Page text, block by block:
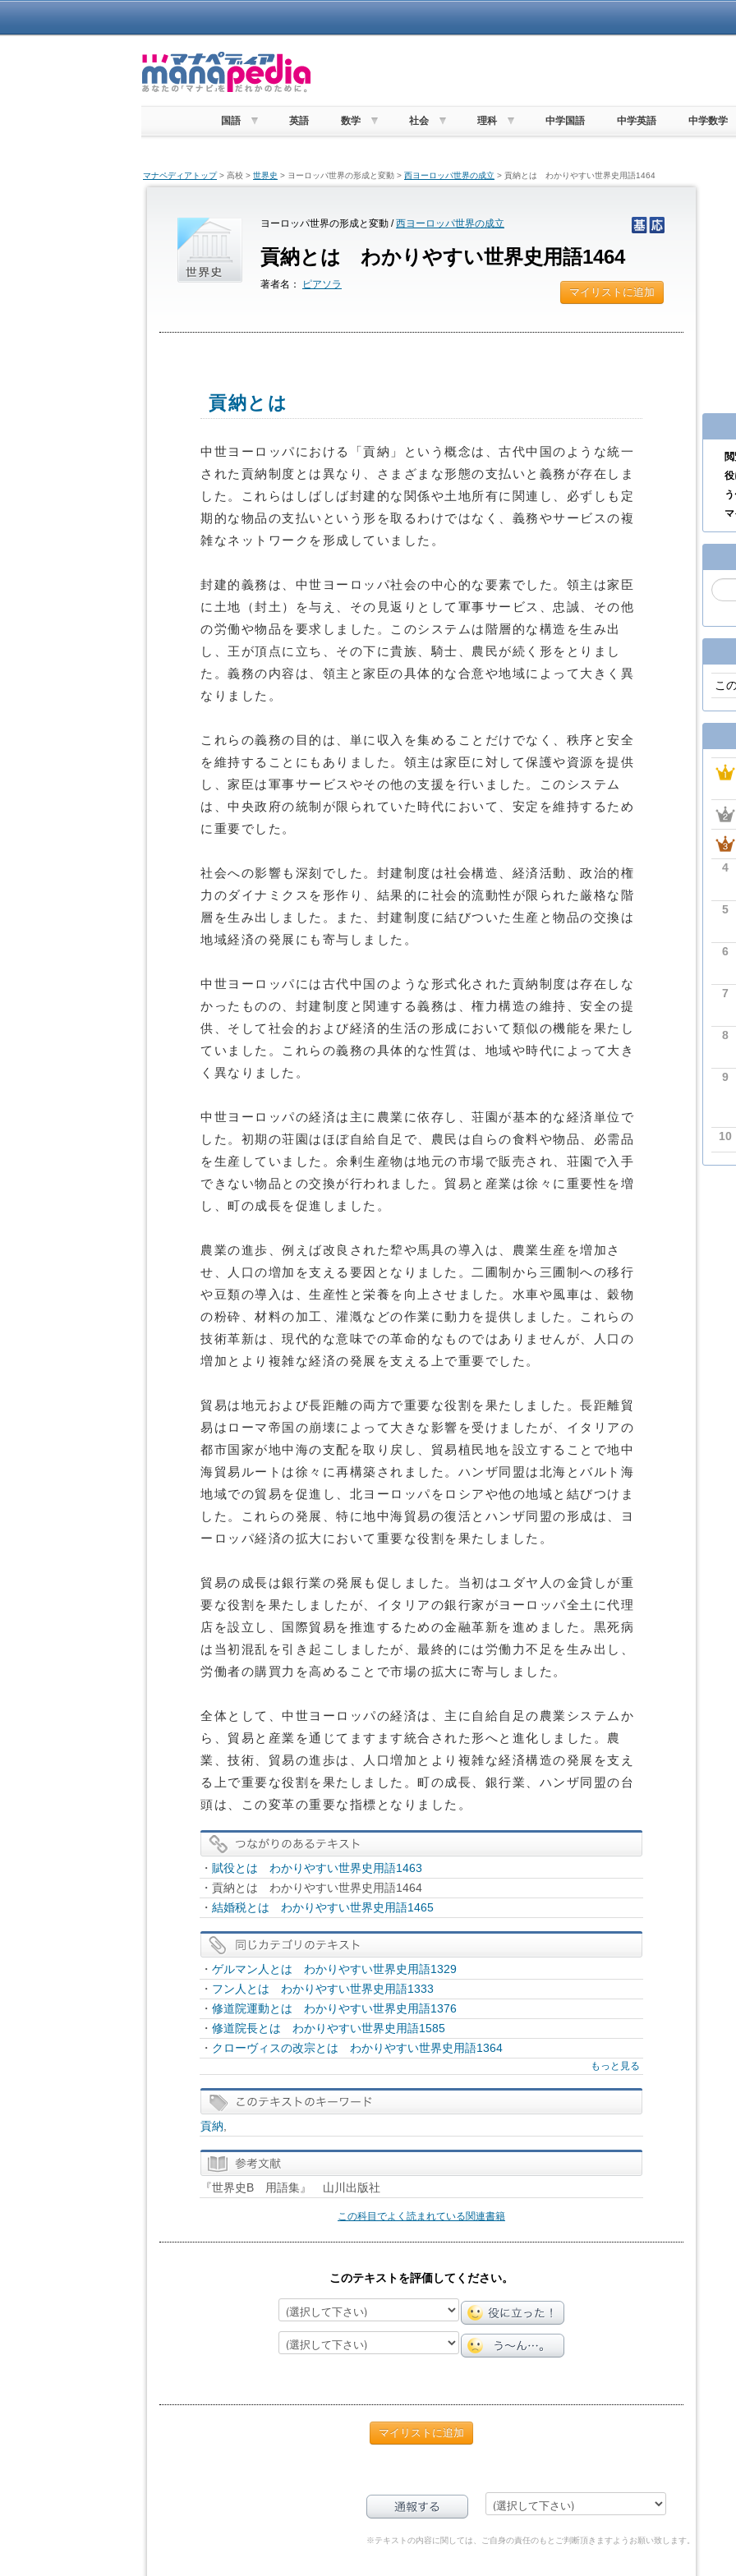
国語 英語 数学 社会 理科 中学国語 中学英語 中学数学
マナペディアトップ> 高校 > 世界史 > ヨーロッパ世界の形成と変動 > 西ヨーロッパ世界の成立 > 貢納とは わかりやすい世界史用語1464
ヨーロッパ世界の形成と変動 /西ヨーロッパ世界の成立
貢納とは わかりやすい世界史用語1464
著者名： ピアソラ
マイリストに追加
貢納とは
中世ヨーロッパにおける「貢納」という概念は、古代中国のような統一
された貢納制度とは異なり、さまざまな形態の支払いと義務が存在しま
した。これらはしばしば封建的な関係や土地所有に関連し、必ずしも定
期的な物品の支払いという形を取るわけではなく、義務やサービスの複
雑なネットワークを形成していました。
封建的義務は、中世ヨーロッパ社会の中心的な要素でした。領主は家臣
に土地（封土）を与え、その見返りとして軍事サービス、忠誠、その他
の労働や物品を要求しました。このシステムは階層的な構造を生み出
し、王が頂点に立ち、その下に貴族、騎士、農民が続く形をとりまし
た。義務の内容は、領主と家臣の具体的な合意や地域によって大きく異
なりました。
これらの義務の目的は、単に収入を集めることだけでなく、秩序と安全
を維持することにもありました。領主は家臣に対して保護や資源を提供
し、家臣は軍事サービスやその他の支援を行いました。このシステム
は、中央政府の統制が限られていた時代において、安定を維持するため
に重要でした。
社会への影響も深刻でした。封建制度は社会構造、経済活動、政治的権
力のダイナミクスを形作り、結果的に社会的流動性が限られた厳格な階
層を生み出しました。また、封建制度に結びついた生産と物品の交換は
地域経済の発展にも寄与しました。
中世ヨーロッパには古代中国のような形式化された貢納制度は存在しな
かったものの、封建制度と関連する義務は、権力構造の維持、安全の提
供、そして社会的および経済的生活の形成において類似の機能を果たし
ていました。これらの義務の具体的な性質は、地域や時代によって大き
く異なりました。
中世ヨーロッパの経済は主に農業に依存し、荘園が基本的な経済単位で
した。初期の荘園はほぼ自給自足で、農民は自らの食料や物品、必需品
を生産していました。余剰生産物は地元の市場で販売され、荘園で入手
できない物品との交換が行われました。貿易と産業は徐々に重要性を増
し、町の成長を促進しました。
農業の進歩、例えば改良された犂や馬具の導入は、農業生産を増加さ
せ、人口の増加を支える要因となりました。二圃制から三圃制への移行
や豆類の導入は、生産性と栄養を向上させました。水車や風車は、穀物
の粉砕、材料の加工、灌漑などの作業に動力を提供しました。これらの
技術革新は、現代的な意味での革命的なものではありませんが、人口の
増加とより複雑な経済の発展を支える上で重要でした。
貿易は地元および長距離の両方で重要な役割を果たしました。長距離貿
易はローマ帝国の崩壊によって大きな影響を受けましたが、イタリアの
都市国家が地中海の支配を取り戻し、貿易植民地を設立することで地中
海貿易ルートは徐々に再構築されました。ハンザ同盟は北海とバルト海
地域での貿易を促進し、北ヨーロッパをロシアや他の地域と結びつけま
した。これらの発展、特に地中海貿易の復活とハンザ同盟の形成は、ヨ
ーロッパ経済の拡大において重要な役割を果たしました。
貿易の成長は銀行業の発展も促しました。当初はユダヤ人の金貸しが重
要な役割を果たしましたが、イタリアの銀行家がヨーロッパ全土に代理
店を設立し、国際貿易を推進するための金融革新を進めました。黒死病
は当初混乱を引き起こしましたが、最終的には労働力不足を生み出し、
労働者の購買力を高めることで市場の拡大に寄与しました。
全体として、中世ヨーロッパの経済は、主に自給自足の農業システムか
ら、貿易と産業を通じてますます統合された形へと進化しました。農
業、技術、貿易の進歩は、人口増加とより複雑な経済構造の発展を支え
る上で重要な役割を果たしました。町の成長、銀行業、ハンザ同盟の台
頭は、この変革の重要な指標となりました。
・ 賦役とは わかりやすい世界史用語1463
・貢納とは わかりやすい世界史用語1464
・ 結婚税とは わかりやすい世界史用語1465
・ ゲルマン人とは わかりやすい世界史用語1329
・ フン人とは わかりやすい世界史用語1333
・ 修道院運動とは わかりやすい世界史用語1376
・ 修道院長とは わかりやすい世界史用語1585
・ クローヴィスの改宗とは わかりやすい世界史用語1364
もっと見る
貢納
『世界史B 用語集』 山川出版社
この科目でよく読まれている関連書籍
このテキストを評価してください。
マイリストに追加
※テキストの内容に関しては、ご自身の責任のもとご判断頂きますようお願い致します。
こ
4
5
6
7
8
9
10